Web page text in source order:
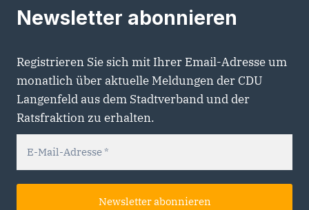
Newsletter abonnieren
Registrieren Sie sich mit Ihrer Email-Adresse um
monatlich über aktuelle Meldungen der CDU
Langenfeld aus dem Stadtverband und der
Ratsfraktion zu erhalten.